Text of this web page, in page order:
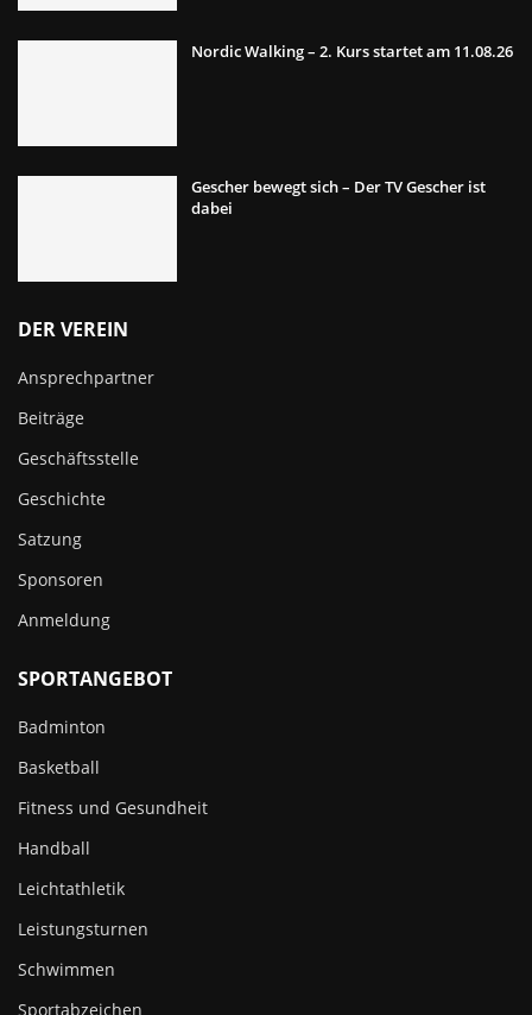
Nordic Walking – 2. Kurs startet am 11.08.26
Gescher bewegt sich – Der TV Gescher ist
dabei
DER VEREIN
Ansprechpartner
Beiträge
Geschäftsstelle
Geschichte
Satzung
Sponsoren
Anmeldung
SPORTANGEBOT
Badminton
Basketball
Fitness und Gesundheit
Handball
Leichtathletik
Leistungsturnen
Schwimmen
Sportabzeichen